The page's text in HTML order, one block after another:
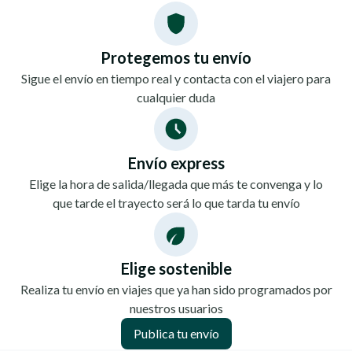
Protegemos tu envío
Sigue el envío en tiempo real y contacta con el viajero para
cualquier duda
Envío express
Elige la hora de salida/llegada que más te convenga y lo
que tarde el trayecto será lo que tarda tu envío
Elige sostenible
Realiza tu envío en viajes que ya han sido programados por
nuestros usuarios
Publica tu envío